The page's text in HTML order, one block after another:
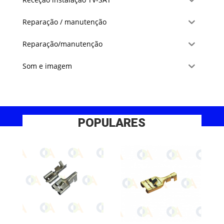
Reparação / manutenção
Reparação/manutenção
Som e imagem
POPULARES